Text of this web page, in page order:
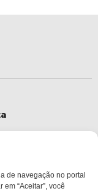
de navegação no portal
“Aceitar”, você